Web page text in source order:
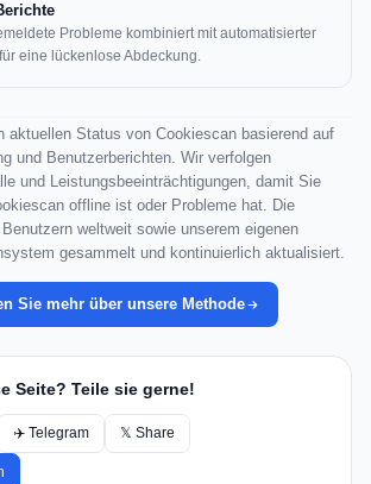
Probleme kombiniert mit automatisierter
eine lückenlose Abdeckung.
aktuellen Status von Cookiescan basierend auf
und Benutzerberichten. Wir verfolgen
und Leistungsbeeinträchtigungen, damit Sie
offline ist oder Probleme hat. Die
weltweit sowie unserem eigenen
gesammelt und kontinuierlich aktualisiert.
Sie mehr über unsere Methode
Seite? Teile sie gerne!
✈️ Telegram 𝕏 Share